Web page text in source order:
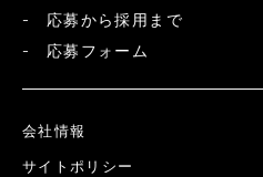
応募から採用まで
応募フォーム
会社情報
サイトポリシー